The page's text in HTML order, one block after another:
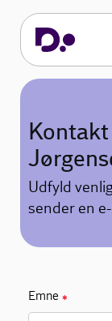
Udfyld
sender en
Emne ✱